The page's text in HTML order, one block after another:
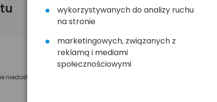
niedostępny
Powiadom mnie o dostępności
wykorzystywanych do analizy ruchu
na stronie
marketingowych, związanych z
reklamą i mediami
społecznościowymi